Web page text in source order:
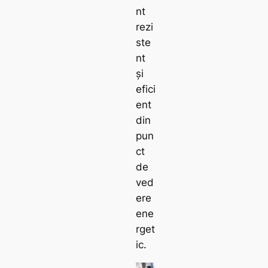
nt
rezi
ste
nt
și
efici
ent
din
pun
ct
de
ved
ere
ene
rget
ic.